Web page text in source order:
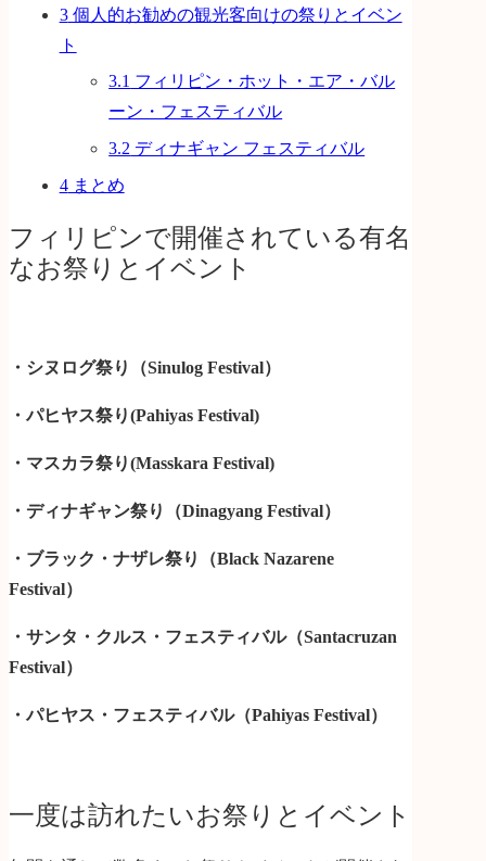
3個人的お勧めの観光客向けの祭りとイベン
ト
3.1 フィリピン・ホット・エア・バル
ーン・フェスティバル
3.2 ディナギャン フェスティバル
4まとめ
フィリピンで開催されている有名
なお祭りとイベント
・シヌログ祭り（Sinulog Festival）
・パヒヤス祭り(Pahiyas Festival)
・マスカラ祭り(Masskara Festival)
・ディナギャン祭り（Dinagyang Festival）
・ブラック・ナザレ祭り（Black Nazarene
Festival）
・サンタ・クルス・フェスティバル（Santacruzan
Festival）
・パヒヤス・フェスティバル（Pahiyas Festival）
一度は訪れたいお祭りとイベント